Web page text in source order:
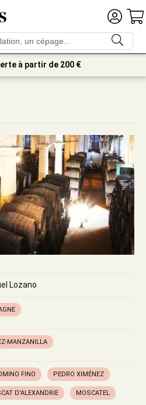
à partir de 200 €
Lozano
MANZANILLA
FINO PEDRO XIMÉNEZ
D'ALEXANDRIE MOSCATEL